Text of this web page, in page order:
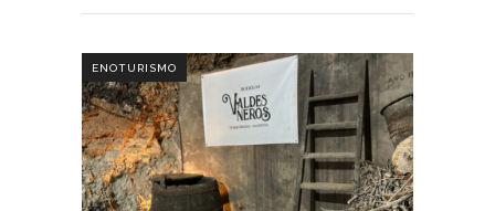
ENOTURISMO